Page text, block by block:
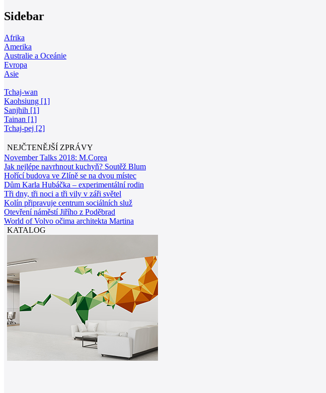
Sidebar
Afrika
Amerika
Australie a Oceánie
Evropa
Asie
Tchaj-wan
Kaohsiung [1]
Sanjhih [1]
Tainan [1]
Tchaj-pej [2]
NEJČTENĚJŠÍ ZPRÁVY
November Talks 2018: M.Corea
Jak nejlépe navrhnout kuchyň? Soutěž Blum
Hořící budova ve Zlíně se na dvou místec
Dům Karla Hubáčka – experimentální rodin
Tři dny, tři noci a tři vily v záři světel
Kolín připravuje centrum sociálních služ
Otevření náměstí Jiřího z Poděbrad
World of Volvo očima architekta Martina
KATALOG